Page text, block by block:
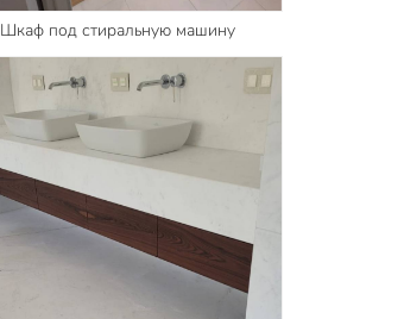
Шкаф под стиральную машину